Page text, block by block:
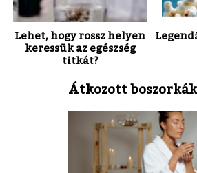
Lehet, hogy rossz helyen
keressük az egészség
titkát?
Átkozott boszorkák